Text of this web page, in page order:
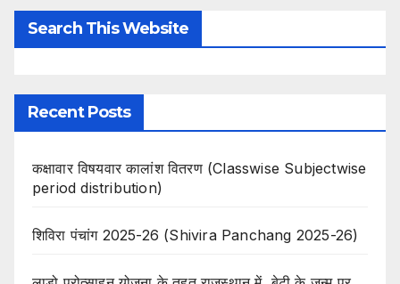
Search This Website
Recent Posts
कक्षावार विषयवार कालांश वितरण (Classwise Subjectwise
period distribution)
शिविरा पंचांग 2025-26 (Shivira Panchang 2025-26)